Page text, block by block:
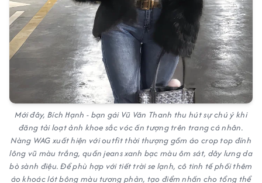
Mới đây, Bích Hạnh - bạn gái Vũ Văn Thanh thu hút sự chú ý khi
đăng tải loạt ảnh khoe sắc vóc ấn tượng trên trang cá nhân.
Nàng WAG xuất hiện với outfit thời thượng gồm áo crop top đính
lông vũ màu trắng, quần jeans xanh bạc màu ôm sát, dây lưng da
bò sành điệu. Để phù hợp với tiết trời se lạnh, cô tinh tế phối thêm
áo khoác lót bông màu tương phản, tạo điểm nhấn cho tổng thể